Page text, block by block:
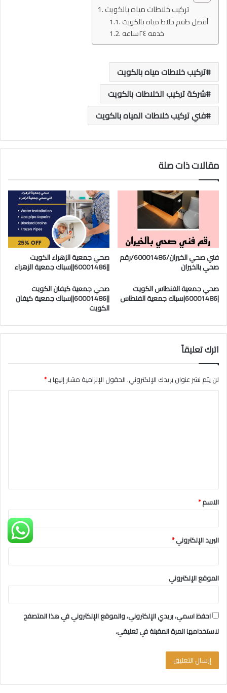
تركيب خلاطات مياه بالكويت
أفضل طقم خلاط مياه بالكويت
خدمه ٢٤ساعه
تركيب خلاطات مياه بالكويت
شركة تركيب الخلاطات بالكويت
فني تركيب خلاطات المياه بالكويت
مقالات ذات صلة
فني صحي الخيران/60001486/رقم
صحي بالخيران
صحي جمعية الزهراء الكويت
||60001486||سباك جمعية الزهراء
صحي جمعية الفنطاس الكويت
|60001486|سباك جمعية الفنطاس
صحي جمعية كيفان الكويت
||60001486||سباك جمعية كيفان
الكويت
اترك تعليقاً
لن يتم نشر عنوان بريدك الإلكتروني.الحقول الإلزامية مشار إليها بـ*
ق
*
الاسم*
البريد الإلكتروني*
الموقع الإلكتروني
احفظ اسمي، بريدي الإلكتروني، والموقع الإلكتروني في هذا المتصفح
لاستخدامها المرة المقبلة في تعليقي.